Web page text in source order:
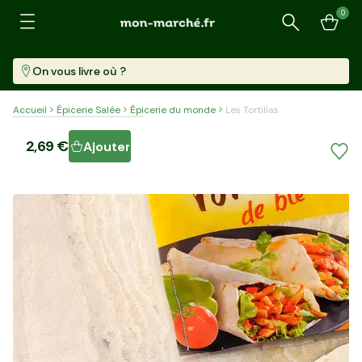
Recherche
0
On vous livre où ?
Accueil Épicerie Salée Épicerie du monde Les Tortillas
Les Tortillas
2,69 € Ajouter